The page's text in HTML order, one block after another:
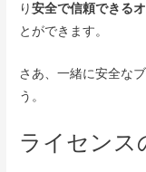
り安全で信頼できる
とができます。
さあ、一緒に安全な
う。
ライセンス